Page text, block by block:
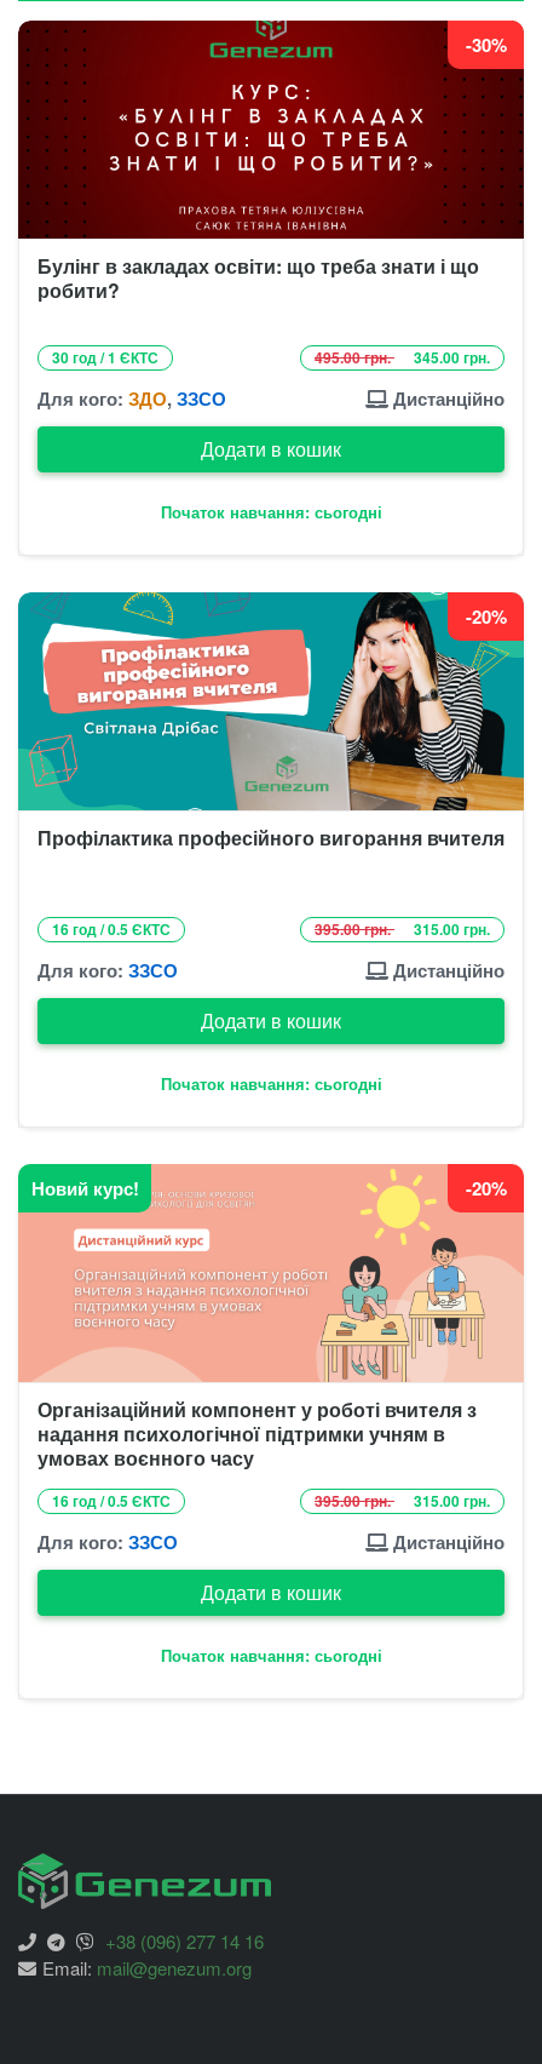
-30%
Булінг в закладах освіти: що треба знати і що
робити?
30 год / 1 ЄКТС 495.00 грн. 345.00 грн.
Для кого: ЗДО,ЗЗСО Дистанційно
Додати в кошик
Початок навчання: сьогодні
-20%
Профілактика професійного вигорання вчителя
16 год / 0.5 ЄКТС 395.00 грн. 315.00 грн.
Для кого: ЗЗСО Дистанційно
Додати в кошик
Початок навчання: сьогодні
Новий курс! -20%
Організаційний компонент у роботі вчителя з
надання психологічної підтримки учням в
умовах воєнного часу
16 год / 0.5 ЄКТС 395.00 грн. 315.00 грн.
Для кого: ЗЗСО Дистанційно
Додати в кошик
Початок навчання: сьогодні
+38 (096) 277 14 16
Email: mail@genezum.org